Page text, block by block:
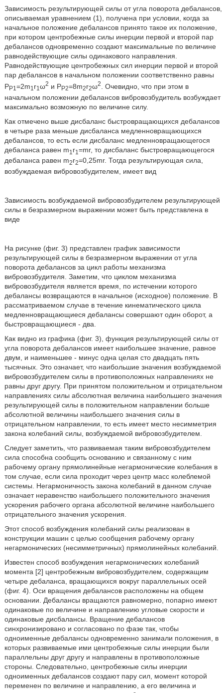
Зависимость результирующей силы от угла поворота дебалансов,
описываемая уравнением (1), получена при условии, когда за
начальное положение дебалансов принято такое их положение,
при котором центробежные силы инерции первой и второй пар
дебалансов одновременно создают максимальные по величине
равнодействующие силы одинакового направления.
Равнодействующие центробежных сил инерции первой и второй
пар дебалансов в начальном положении соответственно равны
PP1=2m1r1ω2 и РР2=8m2r2ω2
. Очевидно, что при этом в
начальном положении дебалансов вибровозбудитель возбуждает
максимально возможную по величине силу.
Как отмечено выше дисбаланс быстровращающихся дебалансов
в четыре раза меньше дисбаланса медленновращающихся
дебалансов, то есть если дисбаланс медленновращающегося
дебаланса равен m1 r1 =mr, то дисбаланс быстровращающегося
дебаланса равен m2r2=0,25mr. Тогда результирующая сила,
возбуждаемая вибровозбудителем, имеет вид
Зависимость возбуждаемой вибровозбудителем результирующей
силы в безразмерном выражении может быть представлена в
виде
На рисунке (фиг. 3) представлен график зависимости
результирующей силы в безразмерном выражении от угла
поворота дебалансов за цикл работы механизма
вибровозбудителя. Заметим, что циклом механизма
вибровозбудителя является время, по истечении которого
дебалансы возвращаются в начальное (исходное) положение. В
рассматриваемом случае в течение кинематического цикла
медленновращающиеся дебалансы совершают один оборот, а
быстровращающиеся - два.
Как видно из графика (фиг. 3), функция результирующей силы от
угла поворота дебалансов имеет наибольшее значение, равное
двум, и наименьшее - минус одна целая сто двадцать пять
тысячных. Это означает, что наибольшие значения возбуждаемой
вибровозбудителем силы в противоположных направлениях не
равны друг другу. При принятом положительном и отрицательном
направлениях силы абсолютная величина наибольшего значения
результирующей силы в положительном направлении больше
абсолютной величины наибольшего значения силы в
отрицательном направлении, то есть имеет место несимметрия
закона колебаний силы, возбуждаемой вибровозбудителем.
Следует заметить, что развиваемая таким вибровозбудителем
сила способна сообщить основанию и связанному с ним
рабочему органу прямолинейные негармонические колебания в
том случае, если сила проходит через центр масс колеблемой
системы. Негармоничность закона колебаний в данном случае
означает неравенство наибольшего положительного значения
ускорения рабочего органа абсолютной величине наибольшего
отрицательного значения ускорения.
Этот способ возбуждения колебаний силы реализован в
конструкции машин с целью сообщения рабочему органу
негармонических (несимметричных) прямолинейных колебаний.
Известен способ возбуждения негармонических колебаний
момента [2] центробежным вибровозбудителем, содержащим
четыре дебаланса, вращающихся вокруг параллельных осей
(фиг. 4). Оси вращения дебалансов расположены на общем
основании. Дебалансы вращаются равномерно, попарно имеют
одинаковые по величине и направлению угловые скорости и
одинаковые дисбалансы. Вращение дебалансов
синхронизировано и согласовано по фазе так, чтобы
одноименные дебалансы одновременно занимали положения, в
которых развиваемые ими центробежные силы инерции были
параллельны друг другу и направлены в противоположные
стороны. Следовательно, центробежные силы инерции
одноименных дебалансов создают пару сил, момент которой
переменен по величине и направлению, а его величина и